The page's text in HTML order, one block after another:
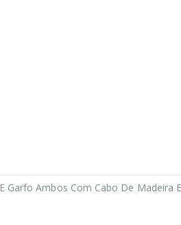
E Garfo Ambos Com Cabo De Madeira